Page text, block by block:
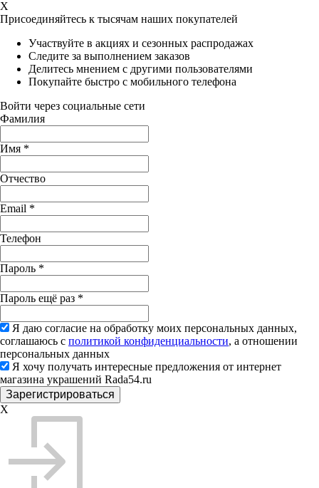
X
Присоединяйтесь к тысячам наших покупателей
Участвуйте в акциях и сезонных распродажах
Следите за выполнением заказов
Делитесь мнением с другими пользователями
Покупайте быстро с мобильного телефона
Войти через социальные сети
Фамилия
Имя *
Отчество
Email *
Телефон
Пароль *
Пароль ещё раз *
Я даю согласие на обработку моих персональных данных,
соглашаюсь с политикой конфиденциальности, а отношении
персональных данных
Я хочу получать интересные предложения от интернет
магазина украшений Rada54.ru
X